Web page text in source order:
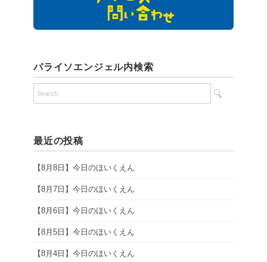
パライソエンジェル内検索
最近の投稿
【8月8日】今日のほいくえん
【8月7日】今日のほいくえん
【8月6日】今日のほいくえん
【8月5日】今日のほいくえん
【8月4日】今日のほいくえん